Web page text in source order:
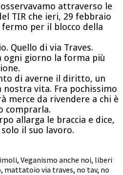
attraverso le
TIR che ieri, 29 febbraio
fermo per il blocco della
Quello di via Traves.
ogni giorno la forma più
di averne il diritto, un
nostra vita. Fra pochissimo
merce da rivendere a chi è
comprarla.
allarga le braccia e dice,
il suo lavoro.
, Veganismo anche noi, liberi
, mattatoio via traves, no tav, no